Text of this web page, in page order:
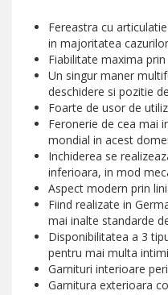
Fereastra cu
in majoritatea
Fiabilitate maxima
Un singur maner
deschidere si pozitie
Foarte de usor de
Feronerie de cea mai
mondial in acest
Inchiderea se
inferioara, in mod
Aspect modern prin
Fiind realizate in
mai inalte standarde
Disponibilitatea a 3
pentru mai multa
Garnituri interioare
Garnitura exterioara